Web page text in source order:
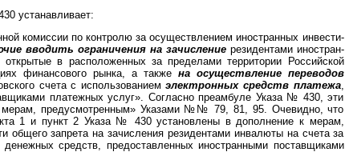
устанавливает:
комиссии по контролю за осу­щест­в­ле­ни­ем иностранных ин­вес­ти­
вводить ограничения на зачислениерезидентами ино­стран­
в расположенных за пределами территории Российской
финансового рынка, а также на осуществление переводов
счета с использованиемэлектронных средств платежа,
платежных услуг». Согласно преамбуле Указа № 430, эти
мерам, предусмотренным» Указами №№ 79, 81, 95. Очевидно, что
1 и пункт 2 Указа № 430 установлены в дополнение к мерам,
запрета на зачисления резидентами инвалюты на счета за
средств, предоставленных иностранными поставщиками